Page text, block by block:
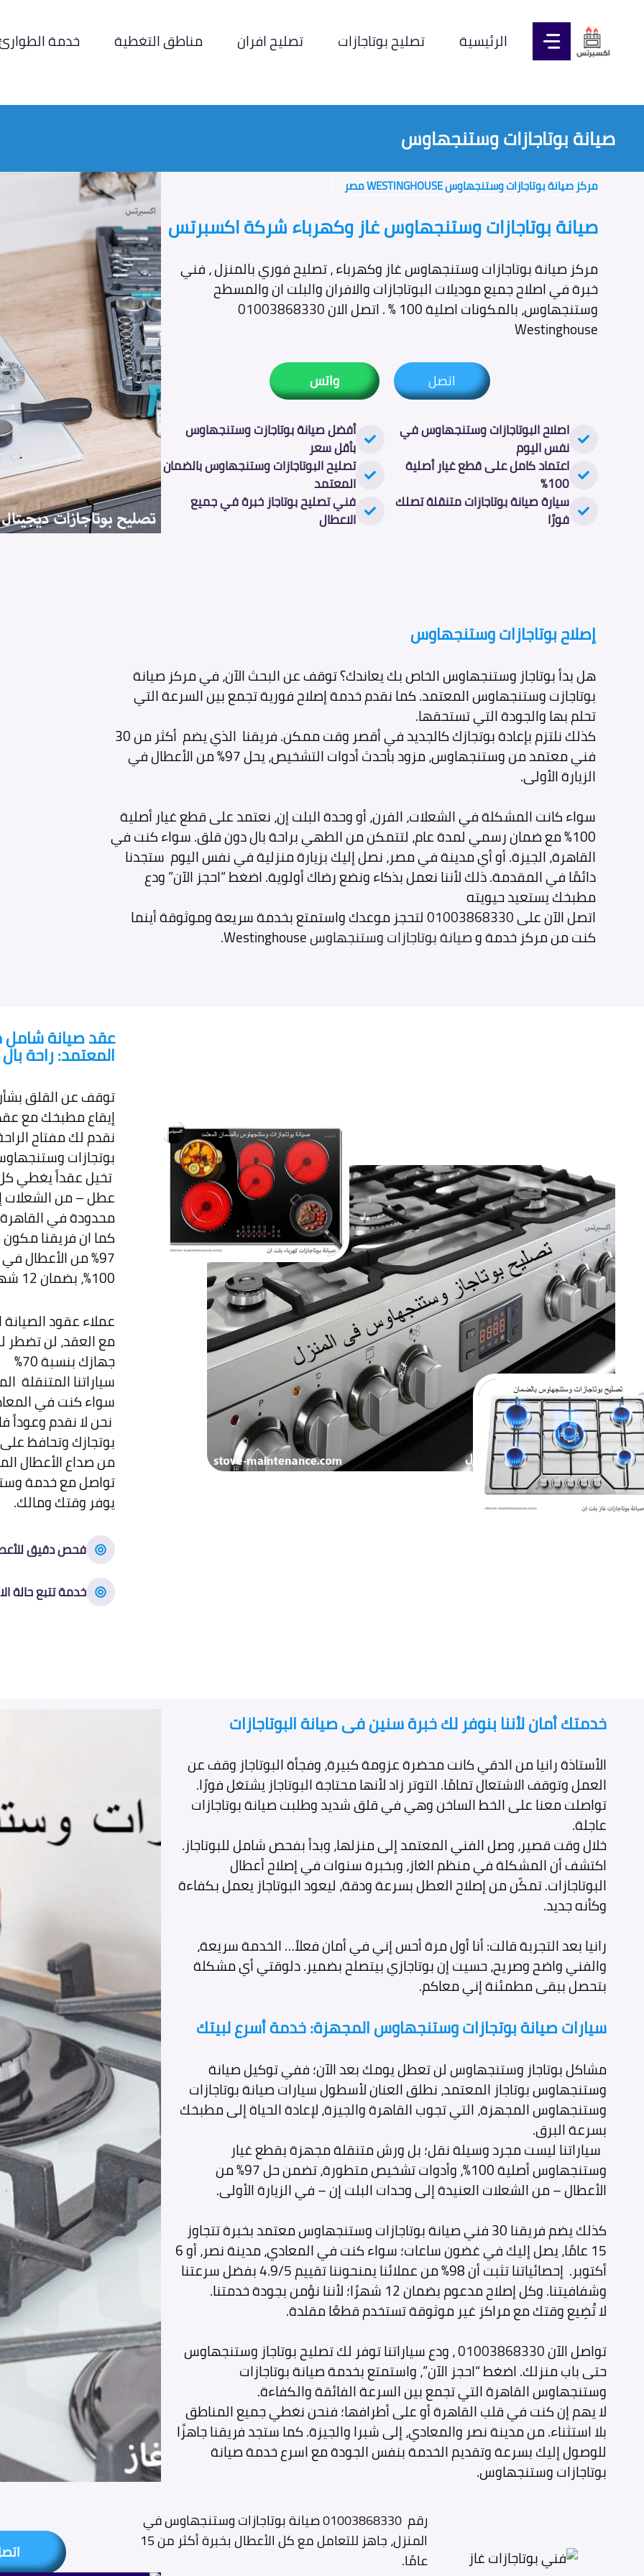
المحتوى الرئيسية تصليح بوتاجازات تصليح افران مناطق التغطية خدمة
صيانة بوتاجازات وستنجهاوس
مركز صيانة بوتاجازات وستنجهاوس WESTINGHOUSE مصر
صيانة بوتاجازات وستنجهاوس غاز وكهرباء شركة اكسبرتس
مركز صيانة بوتاجازات وستنجهاوس غاز وكهرباء ، تصليح فوري بالمنزل ، فني
خبرة في اصلاح جميع موديلات البوتاجازات والافران والبلت ان والمسطح
وستنجهاوس، بالمكونات اصلية 100 % . اتصل الان 01003868330
Westinghouse
اتصل واتس
اصلاح البوتاجازات وستنجهاوس في
نفس اليوم
اعتماد كامل على قطع غيار أصلية
100%
سيارة صيانة بوتاجازات متنقلة تصلك
فورًا
أفضل صيانة بوتاجازت وستنجهاوس
بأقل سعر
تصليح البوتاجازات وستنجهاوس بالضمان
المعتمد
فني تصليح بوتاجاز خبرة في جميع
الاعطال
إصلاح بوتاجازات وستنجهاوس
هل بدأ بوتاجاز وستنجهاوس الخاص بك يعاندك؟ توقف عن البحث الآن، في مركز صيانة
بوتاجازت وستنجهاوس المعتمد. كما نقدم خدمة إصلاح فورية تجمع بين السرعة التي
تحلم بها والجودة التي تستحقها.
كذلك نلتزم بإعادة بوتجازك كالجديد في أقصر وقت ممكن. فريقنا الذي يضم أكثر من 30
فني معتمد من وستنجهاوس، مزود بأحدث أدوات التشخيص، يحل 97% من الأعطال في
الزيارة الأولى.
سواء كانت المشكلة في الشعلات، الفرن، أو وحدة البلت إن، نعتمد على قطع غيار أصلية
100% مع ضمان رسمي لمدة عام، لتتمكن من الطهي براحة بال دون قلق. سواء كنت في
القاهرة، الجيزة. أو أي مدينة في مصر، نصل إليك بزيارة منزلية في نفس اليوم ستجدنا
دائمًا في المقدمة. ذلك لأننا نعمل بذكاء ونضع رضاك أولوية. اضغط “احجز الآن” ودع
مطبخك يستعيد حيويته
اتصل الآن على01003868330لتحجز موعدك واستمتع بخدمة سريعة وموثوقة أينما
كنت من مركز خدمة وصيانة بوتاجازات وستنجهاوس
عقد صيانة شامل
المعتمد: راحة
توقف عن القلق
إيقاع مطبخك مع
نقدم لك مفتاح
بوتجازات
عطل – من الشعلات
محدودة في
97% من الأعطال
100%، بضمان 12 شهراً على كل إصلاح.
مع العقد، لن تضطر
جهازك بنسبة 70%
سياراتنا المتنقلة
سواء كنت في المعادي، 6 أكتوبر، أو
نحن لا نقدم
بوتجازك وتحافظ
من صداع الأعطال
تواصل مع خدمة
يوفر وقتك ومالك.
فحص دقيق
خدمة تتبع حالة
خدمتك أمان لأننا بنوفر لك خبرة سنين فى صيانة البوتاجازات
الأستاذة رانيا من الدقي كانت محضرة عزومة كبيرة، وفجأة البوتاجاز وقف عن
العمل وتوقف الاشتعال تمامًا. التوتر زاد لأنها محتاجة البوتاجاز يشتغل فورًا.
تواصلت معنا على الخط الساخن وهي في قلق شديد وطلبت صيانة بوتاجازات
عاجلة.
خلال وقت قصير، وصل الفني المعتمد إلى منزلها، وبدأ بفحص شامل للبوتاجاز.
اكتشف أن المشكلة في منظم الغاز، وبخبرة سنوات في إصلاح أعطال
البوتاجازات. تمكّن من إصلاح العطل بسرعة ودقة، ليعود البوتاجاز يعمل بكفاءة
وكأنه جديد.
رانيا بعد التجربة قالت: أنا أول مرة أحس إني في أمان فعلاً… الخدمة سريعة،
والفني واضح وصريح، حسيت إن بوتاجازي بيتصلح بضمير. دلوقتي أي مشكلة
بتحصل ببقى مطمئنة إني معاكم.
سيارات صيانة بوتجازات وستنجهاوس المجهزة: خدمة أسرع لبيتك
مشاكل بوتاجاز وستنجهاوس لن تعطل يومك بعد الآن؛ ففي توكيل صيانة
وستنجهاوس بوتاجاز المعتمد، نطلق العنان لأسطول سيارات صيانة بوتاجازات
وستنجهاوس المجهزة، التي تجوب القاهرة والجيزة، لإعادة الحياة إلى مطبخك
بسرعة البرق.
سياراتنا ليست مجرد وسيلة نقل؛ بل ورش متنقلة مجهزة بقطع غيار
وستنجهاوس أصلية 100%، وأدوات تشخيص متطورة، تضمن حل 97% من
الأعطال – من الشعلات العنيدة إلى وحدات البلت إن – في الزيارة الأولى.
كذلك يضم فريقنا 30 فني صيانة بوتاجازات وستنجهاوس معتمد بخبرة تتجاوز
15 عامًا، يصل إليك في غضون ساعات؛ سواء كنت في المعادي، مدينة نصر، أو 6
أكتوبر. إحصائياتنا تثبت أن 98% من عملائنا يمنحوننا تقييم 4.9/5 بفضل سرعتنا
وشفافيتنا. وكل إصلاح مدعوم بضمان 12 شهرًا؛ لأننا نؤمن بجودة خدمتنا.
لا تُضِيع وقتك مع مراكز غير موثوقة تستخدم قطعًا مقلدة.
تواصل الآن01003868330، ودع سياراتنا توفر لك تصليح بوتاجاز وستنجهاوس
حتى باب منزلك. اضغط “احجز الآن”، واستمتع بخدمة صيانة بوتاجازات
وستنجهاوس القاهرة التي تجمع بين السرعة الفائقة والكفاءة.
لا يهم إن كنت في قلب القاهرة أو على أطرافها؛ فنحن نغطي جميع المناطق
بلا استثناء. من مدينة نصر والمعادي، إلى شبرا والجيزة. كما ستجد فريقنا جاهزًا
للوصول إليك بسرعة وتقديم الخدمة بنفس الجودة مع اسرع خدمة صيانة
بوتاجازات وستنجهاوس.
رقم01003868330صيانة بوتاجازات وستنجهاوس في
المنزل، جاهز للتعامل مع كل الأعطال بخبرة أكثر من 15
عامًا.